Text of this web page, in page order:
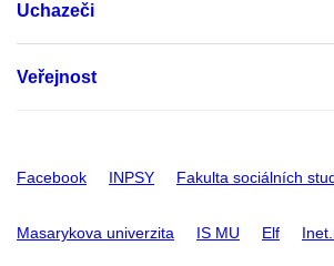
Uchazeči
Veřejnost
Facebook INPSY Fakulta sociálních
Masarykova univerzita IS MU Elf